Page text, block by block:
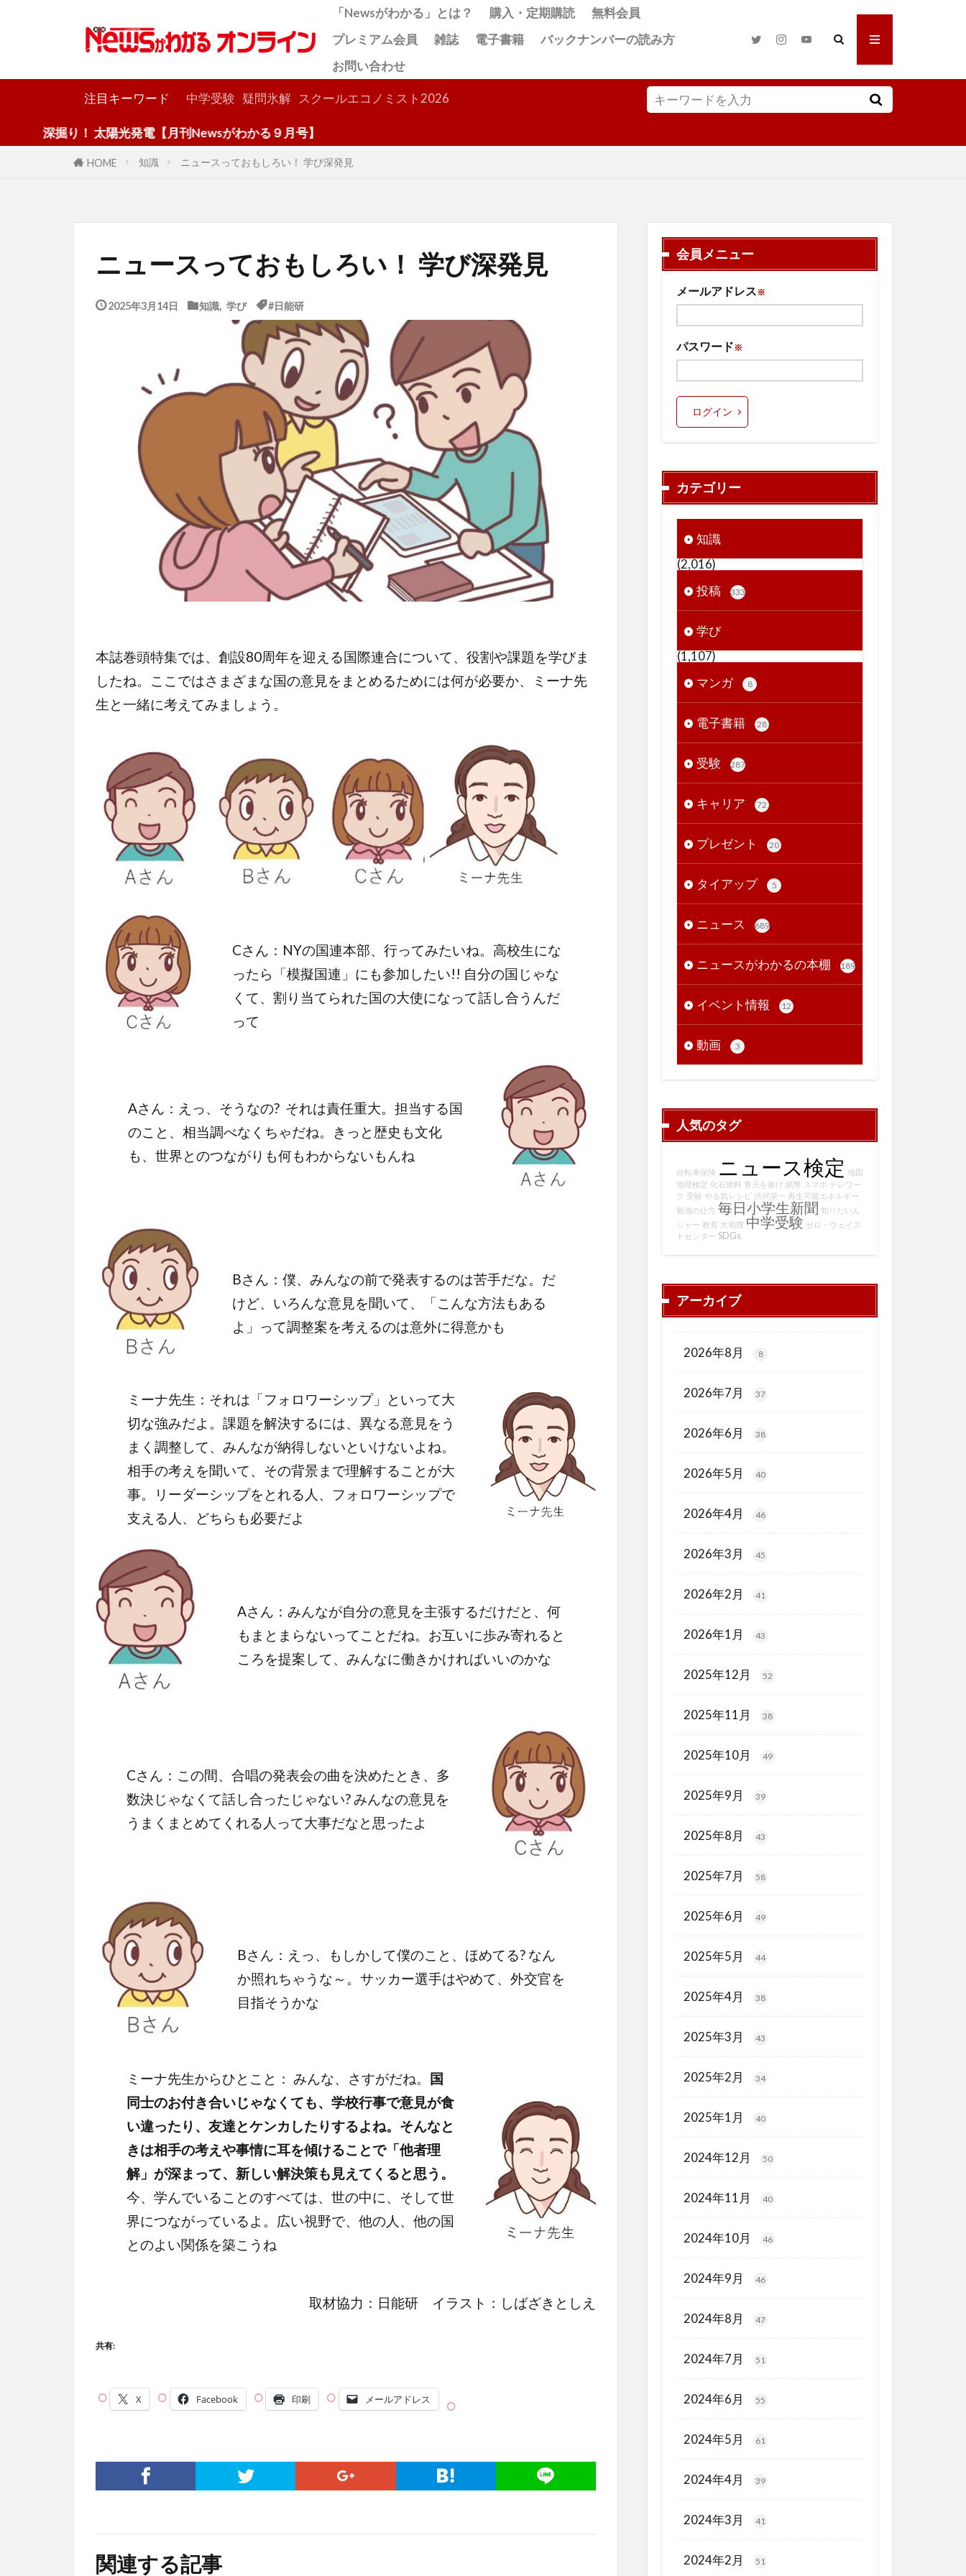
「Newsがわかる」とは？ 購入・定期購読
無料会員
プレミアム会員
雑誌 電子書籍
バックナンバーの読み方
お問い合わせ
注目キーワード 中学受験 疑問氷解 スクールエコノミスト2026
り！ 太陽光発電【月刊Newsがわかる９月号】
HOME 知識 ニュースっておもしろい！ 学び深発見
ニュースっておもしろい！ 学び深発見
2025年3月14日 知識 学び #日能研
本誌巻頭特集では、創設80周年を迎える国際連合について、役割や課題を学びま
したね。ここではさまざまな国の意見をまとめるためには何が必要か、ミーナ先
生と一緒に考えてみましょう。
Cさん：NYの国連本部、行ってみたいね。高校生にな
ったら「模擬国連」にも参加したい!! 自分の国じゃな
くて、割り当てられた国の大使になって話し合うんだ
って
Aさん：えっ、そうなの? それは責任重大。担当する国
のこと、相当調べなくちゃだね。きっと歴史も文化
も、世界とのつながりも何もわからないもんね
Bさん：僕、みんなの前で発表するのは苦手だな。だ
けど、いろんな意見を聞いて、「こんな方法もある
よ」って調整案を考えるのは意外に得意かも
ミーナ先生：それは「フォロワーシップ」といって大
切な強みだよ。課題を解決するには、異なる意見をう
まく調整して、みんなが納得しないといけないよね。
相手の考えを聞いて、その背景まで理解することが大
事。リーダーシップをとれる人、フォロワーシップで
支える人、どちらも必要だよ
Aさん：みんなが自分の意見を主張するだけだと、何
もまとまらないってことだね。お互いに歩み寄れると
ころを提案して、みんなに働きかければいいのかな
Cさん：この間、合唱の発表会の曲を決めたとき、多
数決じゃなくて話し合ったじゃない? みんなの意見を
うまくまとめてくれる人って大事だなと思ったよ
Bさん：えっ、もしかして僕のこと、ほめてる? なん
か照れちゃうな～。サッカー選手はやめて、外交官を
目指そうかな
ミーナ先生からひとこと： みんな、さすがだね。 国
同士のお付き合いじゃなくても、学校行事で意見が食
い違ったり、友達とケンカしたりするよね。そんなと
きは相手の考えや事情に耳を傾けることで「他者理
解」が深まって、新しい解決策も見えてくると思う。
今、学んでいることのすべては、世の中に、そして世
界につながっているよ。広い視野で、他の人、他の国
とのよい関係を築こうね
取材協力：日能研 イラスト：しばざきとしえ
共有:
X Facebook 印刷 メールアドレス
関連する記事
会員メニュー
メールアドレス※
パスワード※
ログイン
カテゴリー
知識
(2,016)
投稿
333
学び
(1,107)
マンガ
8
電子書籍 28
受験 287
キャリア 72
プレゼント 20
タイアップ 5
ニュース 689
ニュースがわかるの本棚 189
イベント情報 12
動画 3
人気のタグ
自転車保険 ニュース検定
地図
地理検定 化石燃料 青天を衝け 紙幣 スマホ テレワー
ク 受験 やる気レシピ 渋沢栄一 再生可能エネルギー
勉強の仕方 毎日小学生新聞 知りたいん
ジャー 教育 大相撲 中学受験 ゼロ・ウェイス
トセンター SDGs
アーカイブ
2026年8月 8
2026年7月 37
2026年6月 38
2026年5月 40
2026年4月 46
2026年3月 45
2026年2月 41
2026年1月 43
2025年12月 52
2025年11月 38
2025年10月 49
2025年9月 39
2025年8月 43
2025年7月 58
2025年6月 49
2025年5月 44
2025年4月 38
2025年3月 43
2025年2月 34
2025年1月 40
2024年12月 50
2024年11月 40
2024年10月 46
2024年9月 46
2024年8月 47
2024年7月 51
2024年6月 55
2024年5月 61
2024年4月 39
2024年3月 41
2024年2月 51
検索